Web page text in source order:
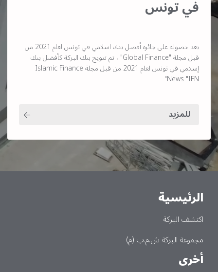
في تونس
بعد حصوله على جائزة أفضل بنك اسلامي في تونس لعام 2021 من
قبل مجلة "Global Finance" ، تم تتويج بنك البركة كأفضل بنك
إسلامي في تونس لعام 2021 من قبل مجلة Islamic Finance
News "IFN"
للمزيد
Main
الرئيسية
اكتشف البركة
مجموعة البركة ش.م.ب (م)
أخرى